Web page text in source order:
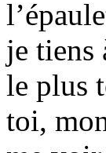
je tiens
le plus
toi,